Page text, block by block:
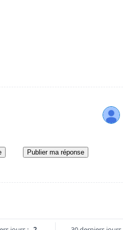
Publier ma réponse